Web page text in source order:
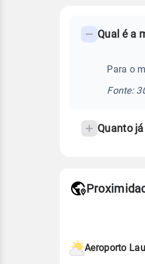
frequentes
temperatura
Qual é a
Para o
Fonte:
Quanto
de
Aeroporto